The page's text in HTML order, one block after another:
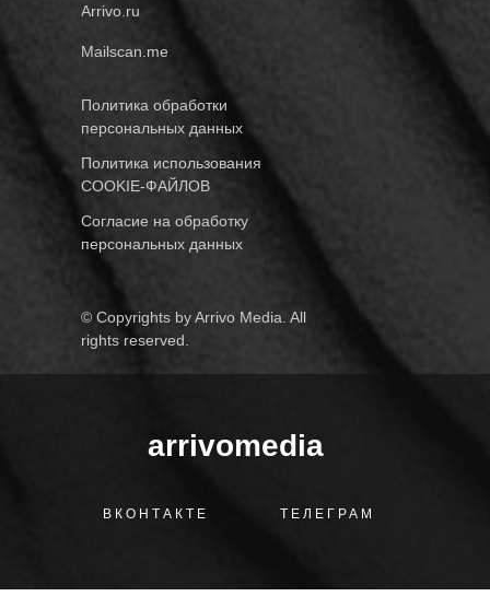
arrivomedia
ВКОНТАКТЕ ТЕЛЕГРАМ
Arrivo.ru
Mailscan.me
© Copyrights by Arrivo Media. All
rights reserved.
Политика обработки
персональных данных
Согласие на обработку
персональных данных
Политика использования
COOKIE-ФАЙЛОВ